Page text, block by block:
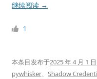
继续阅读 →
1
本条目发布于2025 年 4 月 1 日
pywhisker、 Shadow